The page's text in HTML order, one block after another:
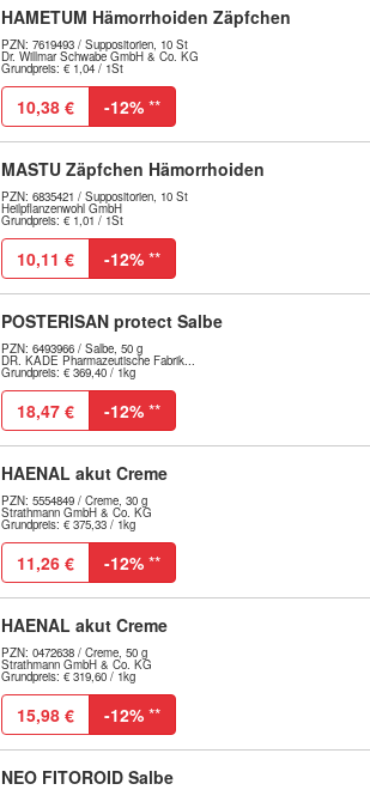
HAMETUM Hämorrhoiden Zäpfchen
PZN: 7619493 / Suppositorien, 10 St
Dr. Willmar Schwabe GmbH & Co. KG
Grundpreis: € 1,04 / 1St
10,38 € -12% **
MASTU Zäpfchen Hämorrhoiden
PZN: 6835421 / Suppositorien, 10 St
Heilpflanzenwohl GmbH
Grundpreis: € 1,01 / 1St
10,11 € -12% **
POSTERISAN protect Salbe
PZN: 6493966 / Salbe, 50 g
DR. KADE Pharmazeutische Fabrik...
Grundpreis: € 369,40 / 1kg
18,47 € -12% **
HAENAL akut Creme
PZN: 5554849 / Creme, 30 g
Strathmann GmbH & Co. KG
Grundpreis: € 375,33 / 1kg
11,26 € -12% **
HAENAL akut Creme
PZN: 0472638 / Creme, 50 g
Strathmann GmbH & Co. KG
Grundpreis: € 319,60 / 1kg
15,98 € -12% **
NEO FITOROID Salbe